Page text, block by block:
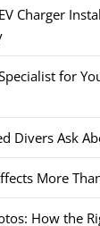
Charger
for
Divers Ask
More
How the